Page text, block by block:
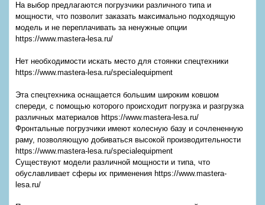
На выбор предлагаются погрузчики различного типа и
мощности, что позволит заказать максимально подходящую
модель и не переплачивать за ненужные опции
https://www.mastera-lesa.ru/
Нет необходимости искать место для стоянки спецтехники
https://www.mastera-lesa.ru/specialequipment
Эта спецтехника оснащается большим широким ковшом
спереди, с помощью которого происходит погрузка и разгрузка
различных материалов https://www.mastera-lesa.ru/
Фронтальные погрузчики имеют колесную базу и сочлененную
раму, позволяющую добиваться высокой производительности
https://www.mastera-lesa.ru/specialequipment
Существуют модели различной мощности и типа, что
обуславливает сферы их применения https://www.mastera-
lesa.ru/